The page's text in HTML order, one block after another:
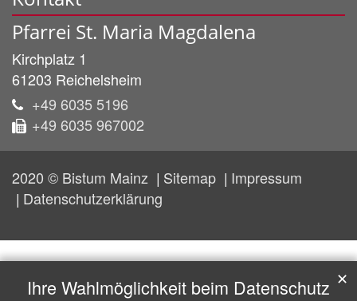
Pfarrei St. Maria Magdalena
Kirchplatz 1
61203 Reichelsheim
+49 6035 5196
+49 6035 967002
2020 © Bistum Mainz Sitemap
Impressum
Datenschutzerklärung
Ihre Wahlmöglichkeit beim Datenschutz ✕